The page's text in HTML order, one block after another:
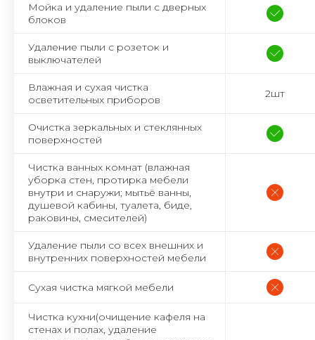
Мойка и удаление пыли с дверных
блоков
Удаление пыли с розеток и
выключателей
Влажная и сухая чистка
осветительных приборов
2шт
Очистка зеркальных и стеклянных
поверхностей
Чистка ванных комнат (влажная
уборка стен, протирка мебели
внутри и снаружи; мытьё ванны,
душевой кабины, туалета, биде,
раковины, смесителей)
Удаление пыли со всех внешних и
внутренних поверхностей мебели
Сухая чистка мягкой мебели
Чистка кухни(очищение кафеля на
стенах и полах, удаление